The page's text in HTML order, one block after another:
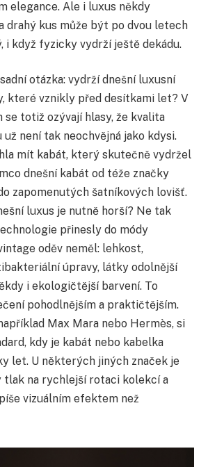
elegance. Ale i luxus někdy
drahý kus může být po dvou letech
i když fyzicky vydrží ještě dekádu.
otázka: vydrží dnešní luxusní
které vznikly před desítkami let? V
totiž ozývají hlasy, že kvalita
není tak neochvějná jako kdysi.
mít kabát, který skutečně vydržel
dnešní kabát od téže značky
zapomenutých šatníkových lovišť.
luxus je nutně horší? Ne tak
přinesly do módy
oděv neměl: lehkost,
úpravy, látky odolnější
i ekologičtější barvení. To
pohodlnějším a praktičtějším.
Max Mara nebo Hermès, si
kdy je kabát nebo kabelka
let. U některých jiných značek je
tlak na rychlejší rotaci kolekcí a
vizuálním efektem než